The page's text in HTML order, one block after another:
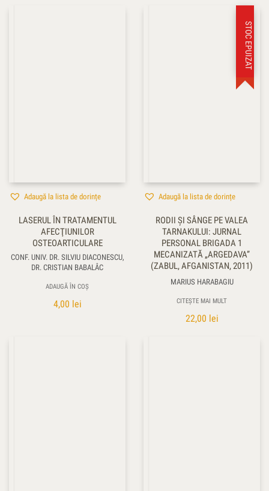
Adaugă la lista de dorințe
LASERUL ÎN TRATAMENTUL
AFECŢIUNILOR
OSTEOARTICULARE
CONF. UNIV. DR. SILVIU DIACONESCU,
DR. CRISTIAN BABALÂC
ADAUGĂ ÎN COȘ
4,00 lei
STOC EPUIZAT
Adaugă la lista de dorințe
RODII ŞI SÂNGE PE VALEA
TARNAKULUI: JURNAL
PERSONAL BRIGADA 1
MECANIZATĂ „ARGEDAVA”
(ZABUL, AFGANISTAN, 2011)
MARIUS HARABAGIU
CITEȘTE MAI MULT
22,00 lei